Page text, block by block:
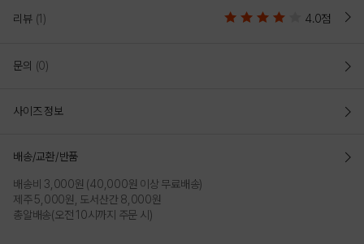
리뷰 (1) 4.0점
문의 (0)
사이즈 정보
배송/교환/반품
배송비 3,000원 (40,000원 이상 무료배송)
제주 5,000원, 도서산간 8,000원
총알배송(오전 10시까지 주문 시)